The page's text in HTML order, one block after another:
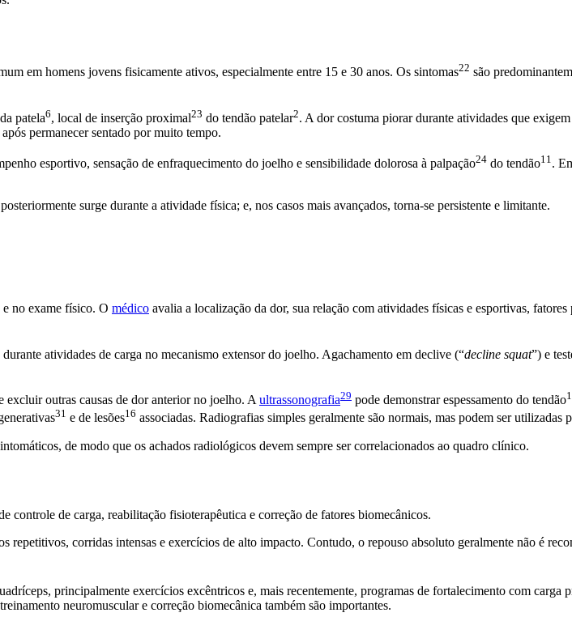
em homens jovens fisicamente ativos, especialmente entre 15 e 30 anos. Os sintomas22 são
patela6, local de inserção proximal23 do tendão patelar2. A dor costuma piorar durante atividades que
permanecer sentado por muito tempo.
esportivo, sensação de enfraquecimento do joelho e sensibilidade dolorosa à palpação24 do tendão11.
surge durante a atividade física; e, nos casos mais avançados, torna-se persistente e limitante.
no exame físico. O médico avalia a localização da dor, sua relação com atividades físicas e esportivas, fatores
atividades de carga no mecanismo extensor do joelho. Agachamento em declive (“decline squat”) e
excluir outras causas de dor anterior no joelho. Aultrassonografia29 pode demonstrar espessamento do tendão
31 e de lesões16 associadas. Radiografias simples geralmente são normais, mas podem ser utilizadas
de modo que os achados radiológicos devem sempre ser correlacionados ao quadro clínico.
controle de carga, reabilitação fisioterapêutica e correção de fatores biomecânicos.
corridas intensas e exercícios de alto impacto. Contudo, o repouso absoluto geralmente não é
principalmente exercícios excêntricos e, mais recentemente, programas de fortalecimento com carga
neuromuscular e correção biomecânica também são importantes.